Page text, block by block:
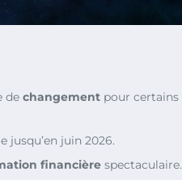
de changement pour certains
jusqu’en juin 2026.
financière spectaculaire.